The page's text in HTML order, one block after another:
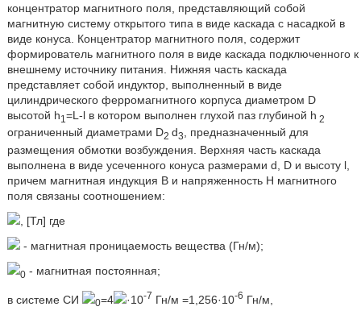
концентратор магнитного поля, представляющий собой
магнитную систему открытого типа в виде каскада с насадкой в
виде конуса. Концентратор магнитного поля, содержит
формирователь магнитного поля в виде каскада подключенного к
внешнему источнику питания. Нижняя часть каскада
представляет собой индуктор, выполненный в виде
цилиндрического ферромагнитного корпуса диаметром D
высотой h1 =L-l в котором выполнен глухой паз глубиной h 2
ограниченный диаметрами D2 d3, предназначенный для
размещения обмотки возбуждения. Верхняя часть каскада
выполнена в виде усеченного конуса размерами d, D и высоту l,
причем магнитная индукция B и напряженность H магнитного
поля связаны соотношением:
, [Тл] где
- магнитная проницаемость вещества (Гн/м);
0- магнитная постоянная;
в системе СИ 0=4 ·10-7 Гн/м =1,256·10-6 Гн/м,